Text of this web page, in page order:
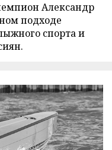
Александр
подходе
спорта и